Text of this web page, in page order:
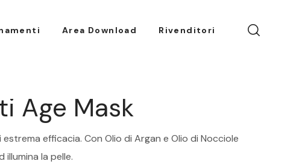
Area Download Rivenditori
Age Mask
efficacia. Con Olio di Argan e Olio di Nocciole
la pelle.